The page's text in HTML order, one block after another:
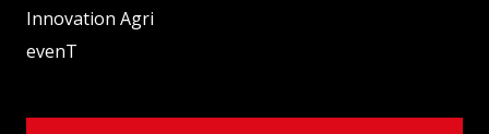
Innovation Agri
evenT